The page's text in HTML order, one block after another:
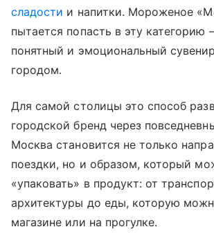
сладости и напитки. Мороженое
пытается попасть в эту категорию
понятный и эмоциональный
городом.
Для самой столицы это способ
городской бренд через
Москва становится не только
поездки, но и образом, который
«упаковать» в продукт: от
архитектуры до еды, которую
магазине или на прогулке.